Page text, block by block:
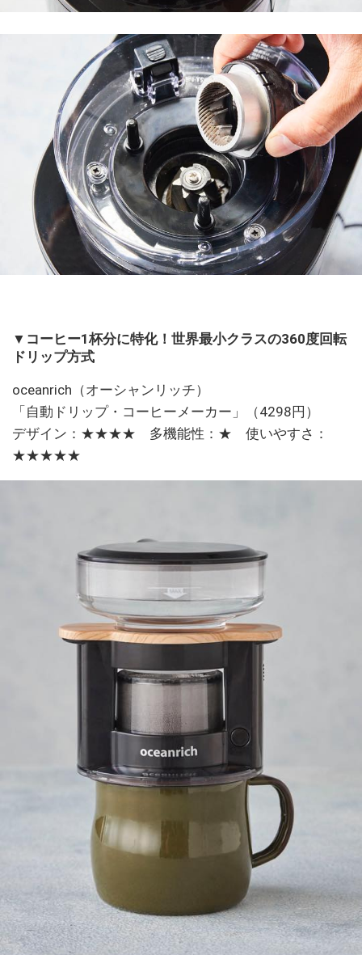
▼コーヒー1杯分に特化！世界最小クラスの360度回転
ドリップ方式
oceanrich（オーシャンリッチ）
「自動ドリップ・コーヒーメーカー」（4298円）
デザイン：★★★★ 多機能性：★ 使いやすさ：
★★★★★